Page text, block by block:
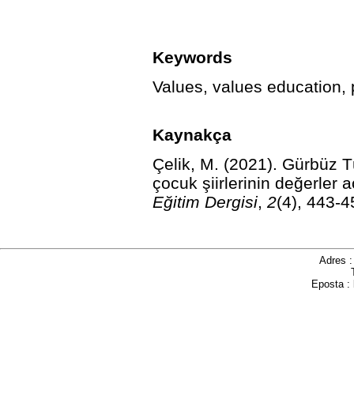
Keywords
Values, values education,
Kaynakça
Çelik, M. (2021). Gürbüz
çocuk şiirlerinin değerler
Eğitim Dergisi, 2(4), 443-
Adres
Eposta :